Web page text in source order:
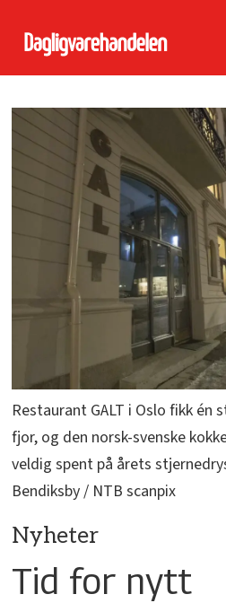
Restaurant GALT i Oslo fikk én
fjor, og den norsk-svenske
veldig spent på årets
Bendiksby / NTB scanpix
Nyheter
Tid for nytt